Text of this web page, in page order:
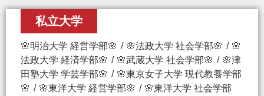
私立大学
🌸明治大学 経営学部🌸 🌸法政大学 社会学部🌸
🌸
法政大学 経済学部🌸
🌸武蔵大学 社会学部🌸
🌸津
田塾大学 学芸学部🌸
🌸東京女子大学 現代教養学部
🌸
🌸東洋大学 経営学部🌸
🌸東洋大学 社会学部